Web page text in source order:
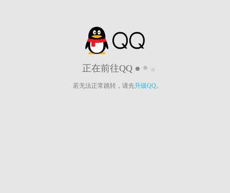
正在前往QQ
若无法正常跳转，请先升级QQ。